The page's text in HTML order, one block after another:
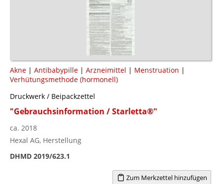
Akne | Antibabypille | Arzneimittel | Menstruation |
Verhütungsmethode (hormonell)
Druckwerk / Beipackzettel
"Gebrauchsinformation / Starletta®"
ca. 2018
Hexal AG, Herstellung
DHMD 2019/623.1
Zum Merkzettel hinzufügen